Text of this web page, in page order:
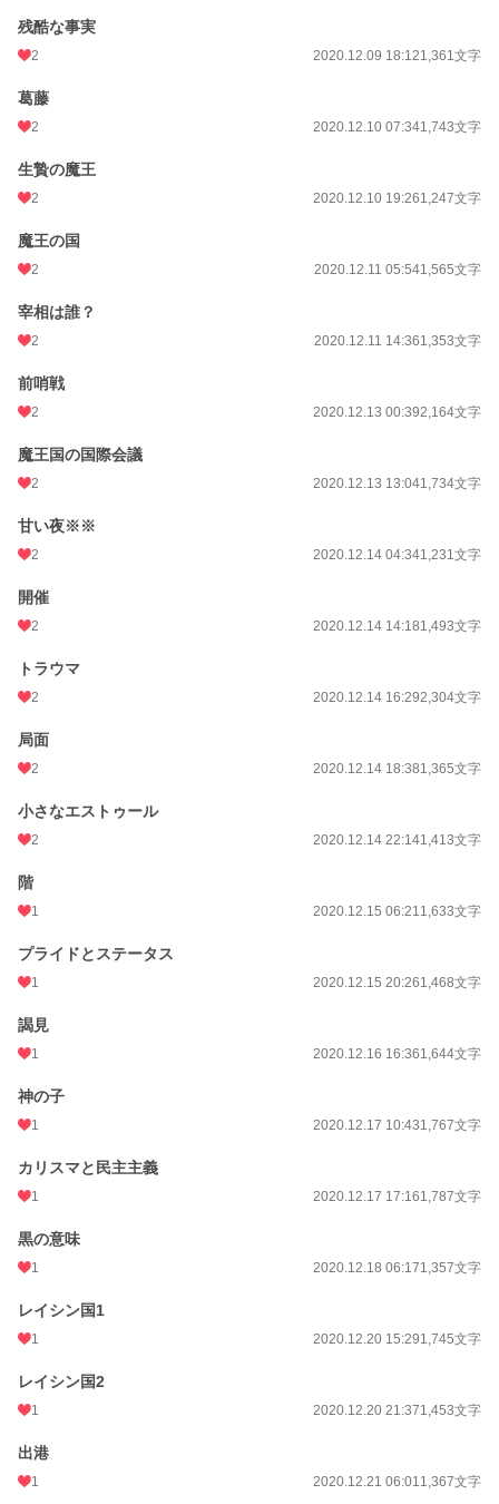
残酷な事実
2 2020.12.09 18:121,361文字
葛藤
2 2020.12.10 07:341,743文字
生贄の魔王
2 2020.12.10 19:261,247文字
魔王の国
2 2020.12.11 05:541,565文字
宰相は誰？
2 2020.12.11 14:361,353文字
前哨戦
2 2020.12.13 00:392,164文字
魔王国の国際会議
2 2020.12.13 13:041,734文字
甘い夜※※
2 2020.12.14 04:341,231文字
開催
2 2020.12.14 14:181,493文字
トラウマ
2 2020.12.14 16:292,304文字
局面
2 2020.12.14 18:381,365文字
小さなエストゥール
2 2020.12.14 22:141,413文字
階
1 2020.12.15 06:211,633文字
プライドとステータス
1 2020.12.15 20:261,468文字
謁見
1 2020.12.16 16:361,644文字
神の子
1 2020.12.17 10:431,767文字
カリスマと民主主義
1 2020.12.17 17:161,787文字
黒の意味
1 2020.12.18 06:171,357文字
レイシン国1
1 2020.12.20 15:291,745文字
レイシン国2
1 2020.12.20 21:371,453文字
出港
1 2020.12.21 06:011,367文字